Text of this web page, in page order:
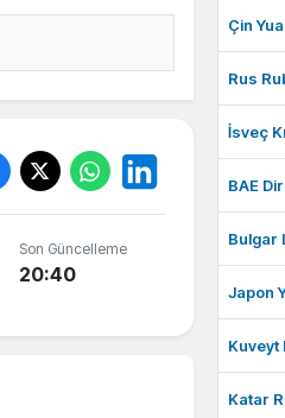
Son Güncelleme
20:40
Çin
Rus
İsveç
BAE
Bulgar
Japon
Kuveyt
Katar